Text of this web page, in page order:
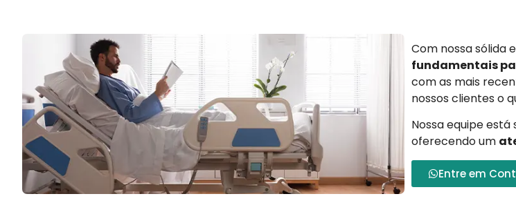
Com nossa sólida
fundamentais
com as mais
nossos clientes o
Nossa equipe
oferecendo um
Entre em